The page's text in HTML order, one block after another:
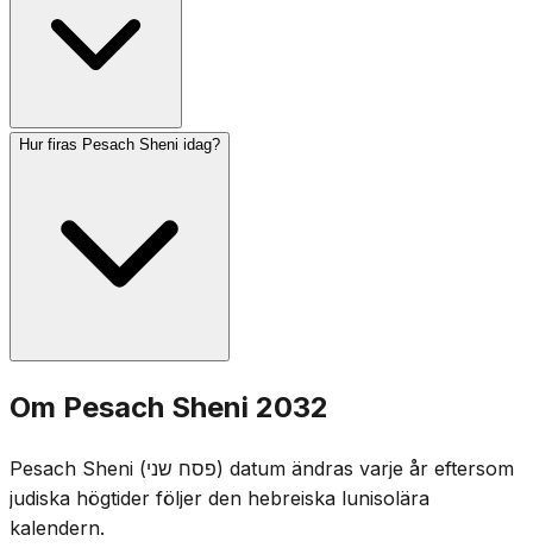
templets tid kunde den som var rituellt oren eller på en
avlägsen resa under Pesach frambära påskoffret på
detta ersättningsdatum. Det lär oss att det aldrig är för
Hur firas Pesach Sheni idag?
Utan templet är Pesach Sheni en mindre högtid. Den
främsta seden är att äta matzah för att hedra dagen.
Tachanun (botböner) utelämnas från gudstjänsten.
Vissa har seden att inte fasta denna dag, och lovtal hålls
inte.
Om Pesach Sheni 2032
Pesach Sheni (פסח שני) datum ändras varje år eftersom
judiska högtider följer den hebreiska lunisolära
kalendern.